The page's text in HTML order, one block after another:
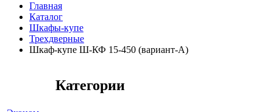
Главная
Каталог
Шкафы-купе
Трехдверные
Шкаф-купе Ш-КФ 15-450 (вариант-A)
Категории